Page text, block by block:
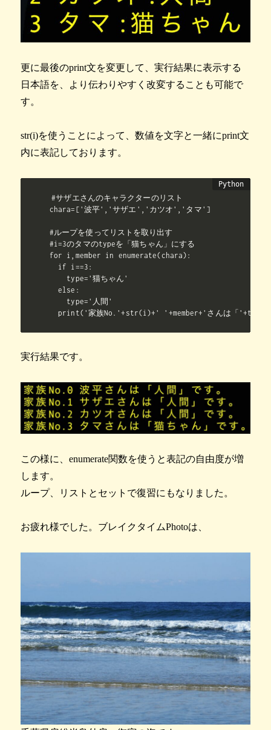
更に最後のprint文を変更して、実行結果に表示する
日本語を、より伝わりやすく改変することも可能で
す。
str(i)を使うことによって、数値を文字と一緒にprint文
内に表記しております。
#サザエさんのキャラクターのリスト
chara=['波平','サザエ','カツオ','タマ']
#ループを使ってリストを取り出す
#i=3のタマのtypeを「猫ちゃん」にする
for i,member in enumerate(chara):
  if i==3:
    type='猫ちゃん'
  else:
    type='人間'
print('家族No.'+str(i)+' '+member+'さんは「
実行結果です。
この様に、enumerate関数を使うと表記の自由度が増
します。
ループ、リストとセットで復習にもなりました。
お疲れ様でした。ブレイクタイムPhotoは、